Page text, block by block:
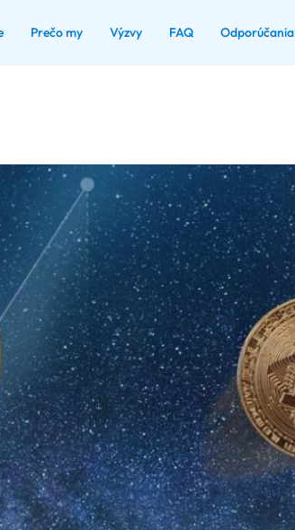
Prečo my Výzvy FAQ Odporúčania